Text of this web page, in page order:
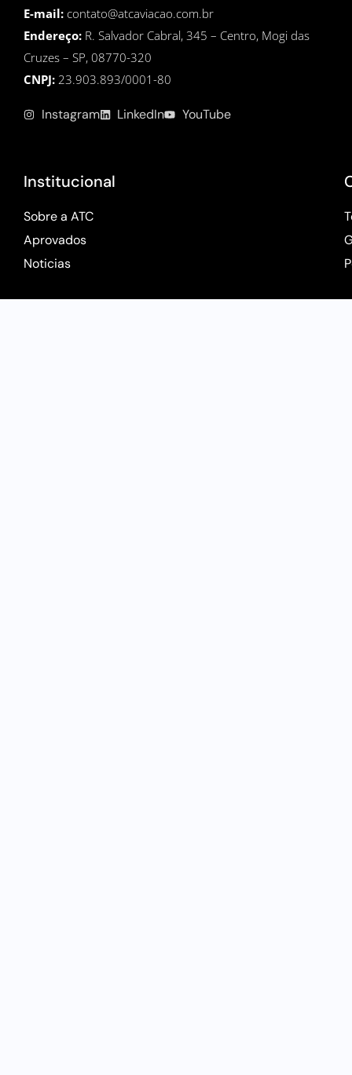
E-mail: contato@atcaviacao.com.br
Endereço: R. Salvador Cabral, 345 – Centro, Mogi das
Cruzes – SP, 08770-320
CNPJ: 23.903.893/0001-80
Instagram LinkedIn YouTube
Institucional
Sobre a ATC
Aprovados
Noticias